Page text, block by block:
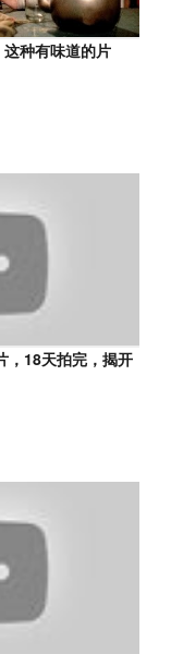
这种有味道的片
，18天拍完，揭开